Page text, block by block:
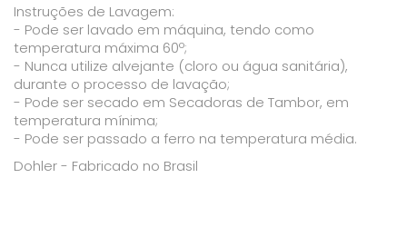
Instruções de Lavagem:
- Pode ser lavado em máquina, tendo como
temperatura máxima 60º;
- Nunca utilize alvejante (cloro ou água sanitária),
durante o processo de lavação;
- Pode ser secado em Secadoras de Tambor, em
temperatura mínima;
- Pode ser passado a ferro na temperatura média.
Dohler - Fabricado no Brasil